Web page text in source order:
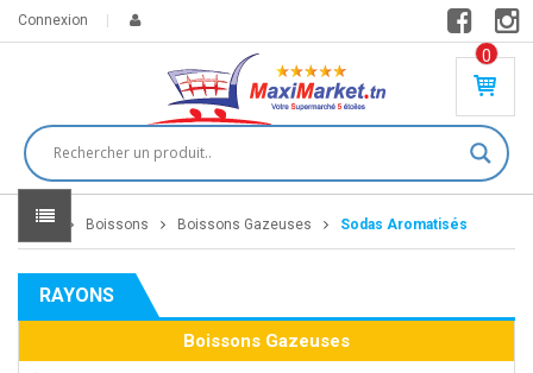
Connexion
0
PR
DU
IT(
S)
DT
Home Boissons Boissons Gazeuses Sodas Aromatisés
RAYONS
Boissons Gazeuses